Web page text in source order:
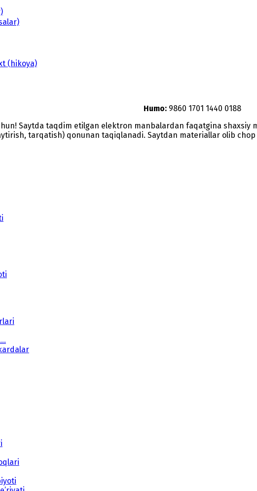
(hikoya)
Humo: 9860 1701 1440 0188
Saytda taqdim etilgan elektron manbalardan faqatgina
tarqatish) qonunan taqiqlanadi. Saytdan materiallar olib